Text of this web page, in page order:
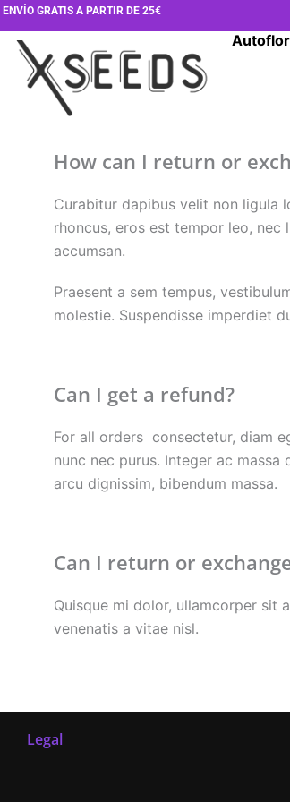
Ir
al
contenido
ENVÍO GRATIS A PARTIR DE 25€
How can I return or
Curabitur dapibus velit non ligula
rhoncus, eros est tempor leo, nec
accumsan.
Praesent a sem tempus,
molestie. Suspendisse imperdiet
Can I get a refund?
For all orders consectetur, diam
nunc nec purus. Integer ac
arcu dignissim, bibendum massa.
Can I return or
Quisque mi dolor, ullamcorper sit
venenatis a vitae nisl.
Legal